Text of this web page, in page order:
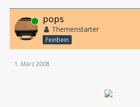
Online pops
Themenstarter
Feinbein
1. März 2008